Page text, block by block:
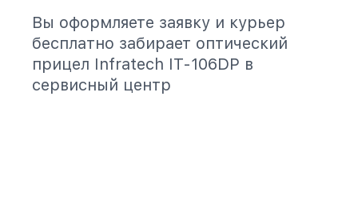
Вы оформляете заявку и курьер
бесплатно забирает оптический
прицел Infratech IT-106DP в
сервисный центр